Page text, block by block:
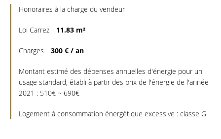
Honoraires à la charge du vendeur
Loi Carrez 11.83 m²
Charges 300 € / an
Montant estimé des dépenses annuelles d'énergie pour un
usage standard, établi à partir des prix de l'énergie de l'année
2021 : 510€ ~ 690€
Logement à consommation énergétique excessive : classe G